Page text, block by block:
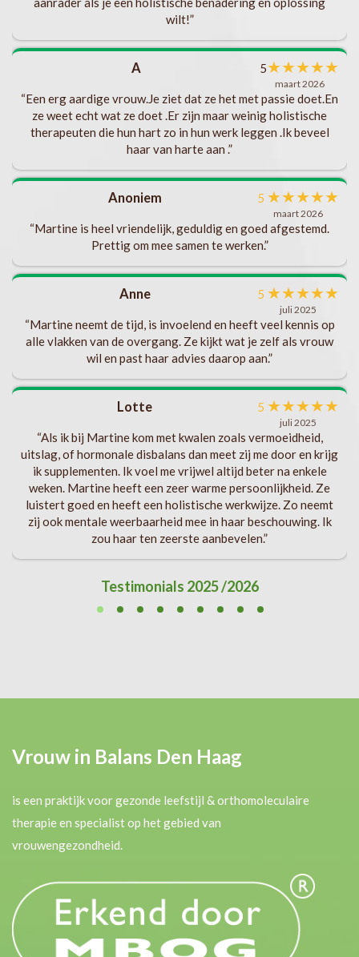
wilt!”
A 5★★★★★
maart 2026
“Een erg aardige vrouw.Je ziet dat ze het met passie doet.En
ze weet echt wat ze doet .Er zijn maar weinig holistische
therapeuten die hun hart zo in hun werk leggen .Ik beveel
haar van harte aan .”
Anoniem 5 ★★★★★
maart 2026
“Martine is heel vriendelijk, geduldig en goed afgestemd.
Prettig om mee samen te werken.”
Anne 5 ★★★★★
juli 2025
“Martine neemt de tijd, is invoelend en heeft veel kennis op
alle vlakken van de overgang. Ze kijkt wat je zelf als vrouw
wil en past haar advies daarop aan.”
Lotte 5 ★★★★★
juli 2025
“Als ik bij Martine kom met kwalen zoals vermoeidheid,
uitslag, of hormonale disbalans dan meet zij me door en krijg
ik supplementen. Ik voel me vrijwel altijd beter na enkele
weken. Martine heeft een zeer warme persoonlijkheid. Ze
luistert goed en heeft een holistische werkwijze. Zo neemt
zij ook mentale weerbaarheid mee in haar beschouwing. Ik
zou haar ten zeerste aanbevelen.”
Testimonials 2025 /2026
Vrouw in Balans Den Haag
is een praktijk voor gezonde leefstijl & orthomoleculaire
therapie en specialist op het gebied van
vrouwengezondheid.